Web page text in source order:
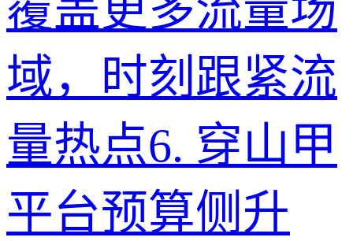
域，时刻跟紧流
量热点6. 穿山甲
平台预算侧升